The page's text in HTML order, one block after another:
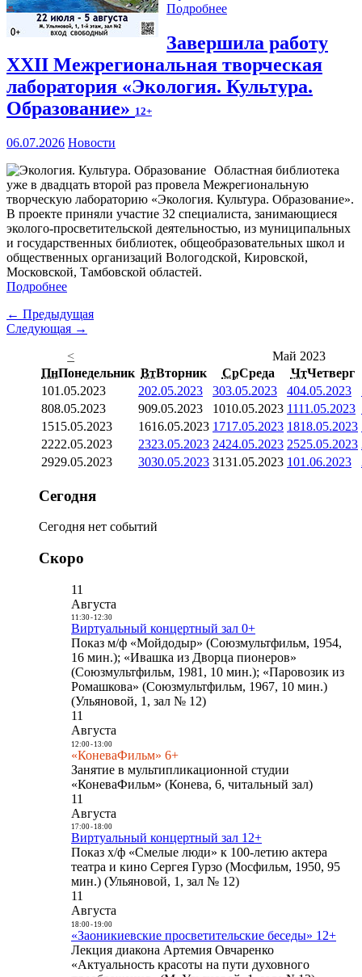
Подробнее
Завершила работу
XXII Межрегиональная творческая
лаборатория «Экология. Культура.
Образование» 12+
06.07.2026 Новости
Областная библиотека
уже в двадцать второй раз провела Межрегиональную
творческую лабораторию «Экология. Культура. Образование».
В проекте приняли участие 32 специалиста, занимающиеся
эколого-просветительской деятельностью, из муниципальных
и государственных библиотек, общеобразовательных школ и
общественных организаций Вологодской, Кировской,
Московской, Тамбовской областей.
Подробнее
← Предыдущая
Следующая →
<
Май 2023
ПнПонедельник ВтВторник СрСреда ЧтЧетверг
101.05.2023 202.05.2023 303.05.2023 404.05.2023
808.05.2023 909.05.2023 1010.05.2023 1111.05.2023
1515.05.2023 1616.05.2023 1717.05.2023 1818.05.2023
2222.05.2023 2323.05.2023 2424.05.2023 2525.05.2023
2929.05.2023 3030.05.2023 3131.05.2023 101.06.2023
Сегодня
Сегодня нет событий
Скоро
11
Августа
11:30- 12:30
Виртуальный концертный зал 0+
Показ м/ф «Мойдодыр» (Союзмультфильм, 1954,
16 мин.); «Ивашка из Дворца пионеров»
(Союзмультфильм, 1981, 10 мин.); «Паровозик из
Ромашкова» (Союзмультфильм, 1967, 10 мин.)
(Ульяновой, 1, зал № 12)
11
Августа
12:00- 13:00
«КоневаФильм» 6+
Занятие в мультипликационной студии
«КоневаФильм» (Конева, 6, читальный зал)
11
Августа
17:00- 18:00
Виртуальный концертный зал 12+
Показ х/ф «Смелые люди» к 100-летию актера
театра и кино Сергея Гурзо (Мосфильм, 1950, 95
мин.) (Ульяновой, 1, зал № 12)
11
Августа
18:00- 19:00
«Заоникиевские просветительские беседы» 12+
Лекция диакона Артемия Овчаренко
«Актуальность красоты на пути духовного